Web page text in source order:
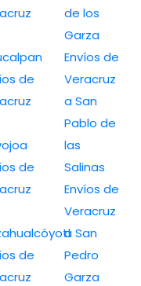
de
de
de
de los
Garza
Envíos de
Veracruz
a San
Pablo de
las
Salinas
Envíos de
Veracruz
a San
Pedro
Garza